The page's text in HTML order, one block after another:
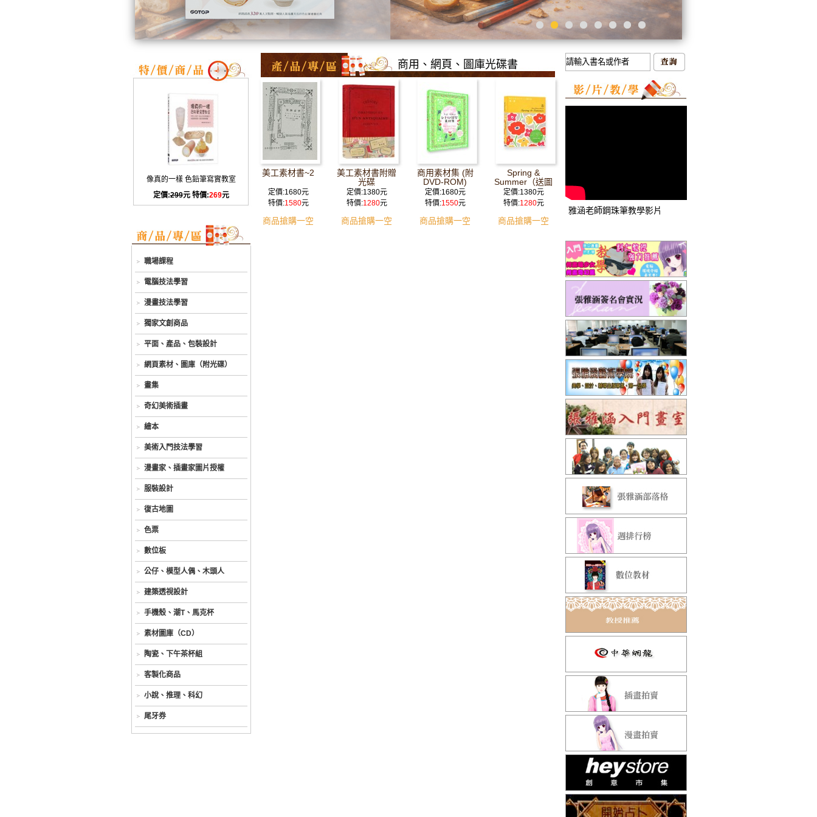
像真的一樣 色鉛筆寫實教室
定價:299元 特價:269元
職場課程
電腦技法學習
漫畫技法學習
獨家文創商品
平面、產品、包裝設計
網頁素材、圖庫（附光碟）
畫集
奇幻美術插畫
繪本
美術入門技法學習
漫畫家、插畫家圖片授權
服裝設計
復古地圖
色票
數位板
公仔、模型人偶、木頭人
建築透視設計
手機殼、潮T、馬克杯
素材圖庫（CD）
陶瓷、下午茶杯組
客製化商品
小說、推理、科幻
尾牙券
商用、網頁、圖庫光碟書
美工素材書~2
定價:1680元
特價:1580元
商品搶購一空
美工素材書附贈
光碟
定價:1380元
特價:1280元
商品搶購一空
商用素材集 (附
DVD-ROM)
定價:1680元
特價:1550元
商品搶購一空
Spring &
Summer（送圖
庫光碟）
定價:1380元
特價:1280元
商品搶購一空
雅涵老師鋼珠筆教學影片